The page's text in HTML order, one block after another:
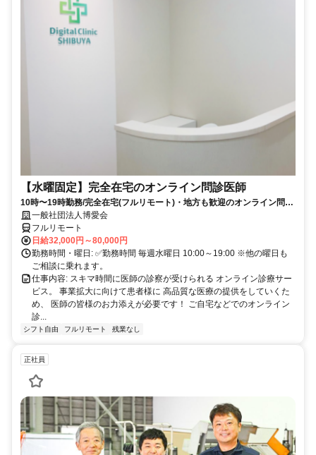
【水曜固定】完全在宅のオンライン問診医師
10時〜19時勤務/完全在宅(フルリモート)・地方も歓迎のオンライン問診
業務一般社団法人博愛会
フルリモート
日給32,000円～80,000円
勤務時間・曜日: ✅勤務時間 毎週水曜日 10:00～19:00 ※他の曜日も
ご相談に乗れます。
仕事内容: スキマ時間に医師の診察が受けられる オンライン診療サー
ビス。 事業拡大に向けて患者様に 高品質な医療の提供をしていくた
め、 医師の皆様のお力添えが必要です！ ご自宅などでのオンライン
診...
シフト自由 フルリモート 残業なし
正社員